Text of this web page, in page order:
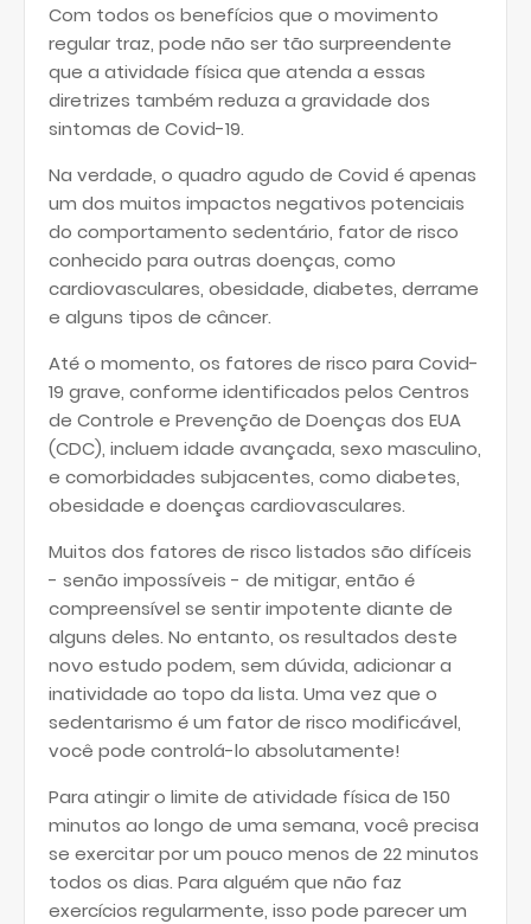
Com todos os benefícios que o movimento
regular traz, pode não ser tão surpreendente
que a atividade física que atenda a essas
diretrizes também reduza a gravidade dos
sintomas de Covid-19.
Na verdade, o quadro agudo de Covid é apenas
um dos muitos impactos negativos potenciais
do comportamento sedentário, fator de risco
conhecido para outras doenças, como
cardiovasculares, obesidade, diabetes, derrame
e alguns tipos de câncer.
Até o momento, os fatores de risco para Covid-
19 grave, conforme identificados pelos Centros
de Controle e Prevenção de Doenças dos EUA
(CDC), incluem idade avançada, sexo masculino,
e comorbidades subjacentes, como diabetes,
obesidade e doenças cardiovasculares.
Muitos dos fatores de risco listados são difíceis
- senão impossíveis - de mitigar, então é
compreensível se sentir impotente diante de
alguns deles. No entanto, os resultados deste
novo estudo podem, sem dúvida, adicionar a
inatividade ao topo da lista. Uma vez que o
sedentarismo é um fator de risco modificável,
você pode controlá-lo absolutamente!
Para atingir o limite de atividade física de 150
minutos ao longo de uma semana, você precisa
se exercitar por um pouco menos de 22 minutos
todos os dias. Para alguém que não faz
exercícios regularmente, isso pode parecer um